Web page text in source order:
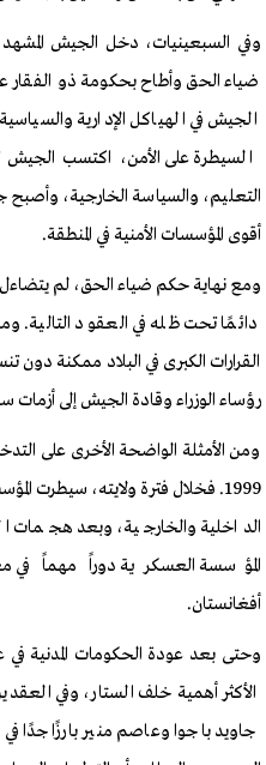
وفي السبعينيات، دخل الجيش
ضياء الحق وأطاح بحكومة ذو الفقار
الجيش في الهياكل الإدارية
السيطرة على الأمن، اكتسب الجيش
أقوى المؤسسات الأمنية في المنطقة.
ومع نهاية حكم ضياء الحق، لم
دائمًا تحت ظله في العقود التالية.
القرارات الكبرى في البلاد ممكنة دون
رؤساء الوزراء وقادة الجيش إلى
ومن الأمثلة الواضحة الأخرى على
1999. فخلال فترة ولايته، سيطرت
الداخلية والخارجية، وبعد
المؤسسة العسكرية دوراً مهماً في
أفغانستان.
الأكثر أهمية خلف الستار، وفي
جاويد باجوا وعاصم منير بارزًا جدًا